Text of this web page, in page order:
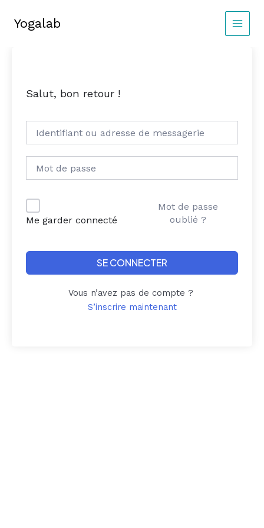
contenu
Yogalab
MAIN
Salut, bon retour !
Me garder connecté
Mot de passe
oublié ?
SE CONNECTER
Vous n’avez pas de compte ?
S’inscrire maintenant